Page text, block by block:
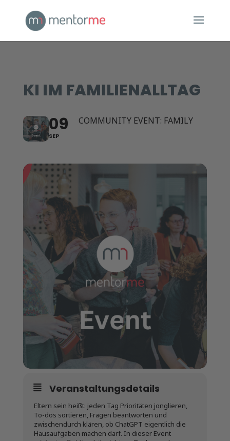
KI IM FAMILIENALLTAG
09
SEP
COMMUNITY EVENT: FAMILY
Veranstaltungsdetails
Eltern sein heißt: jeden Tag Prioritäten jonglieren,
To-dos sortieren, Fragen beantworten und
zwischendurch klären, ob ChatGPT eigentlich die
Hausaufgaben machen darf. In dieser Event